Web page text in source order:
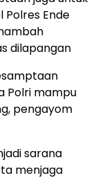
Ende
dilapangan
Polri mampu
pengayom
sarana
menjaga